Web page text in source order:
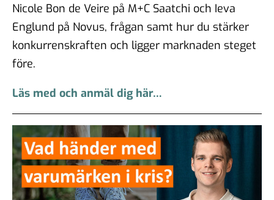
Nicole Bon de Veire på M+C Saatchi och Ieva
Englund på Novus, frågan samt hur du stärker
konkurrenskraften och ligger marknaden steget
före.
Läs med och anmäl dig här…